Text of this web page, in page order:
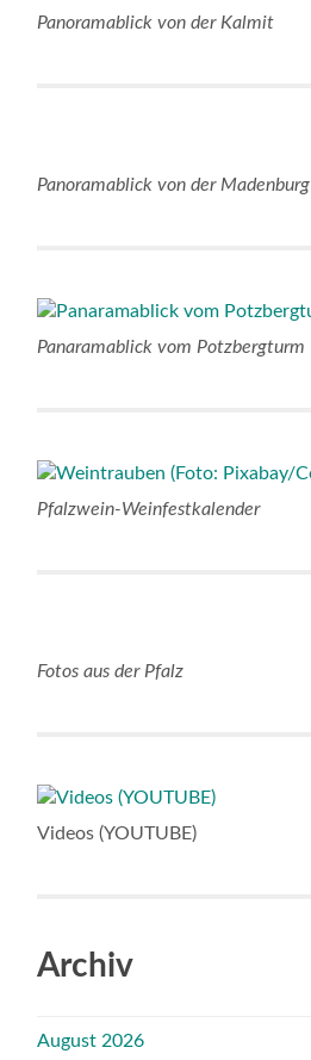
Panoramablick von der Kalmit
Panoramablick von der Madenburg
Panaramablick vom Potzbergturm
Pfalzwein-Weinfestkalender
Fotos aus der Pfalz
Videos (YOUTUBE)
Archiv
August 2026